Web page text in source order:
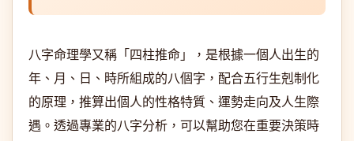
八字命理學又稱「四柱推命」，是根據一個人出生的
年、月、日、時所組成的八個字，配合五行生剋制化
的原理，推算出個人的性格特質、運勢走向及人生際
遇。透過專業的八字分析，可以幫助您在重要決策時